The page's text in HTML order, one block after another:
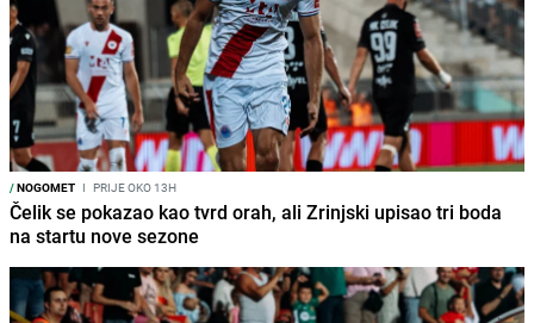
/NOGOMET I PRIJE OKO 13H
Čelik se pokazao kao tvrd orah, ali Zrinjski upisao tri boda
na startu nove sezone